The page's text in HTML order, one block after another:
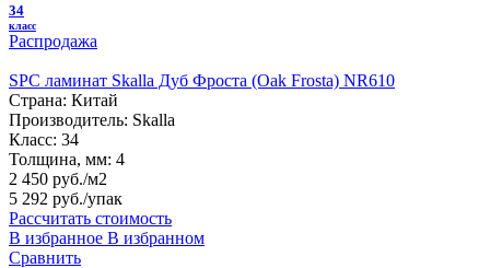
34
класс
Распродажа
SPC ламинат Skalla Дуб Фроста (Oak Frosta) NR610
Страна: Китай
Производитель: Skalla
Класс: 34
Толщина, мм: 4
2 450 руб./м2
5 292 руб./упак
Рассчитать стоимость
В избранное В избранном
Сравнить